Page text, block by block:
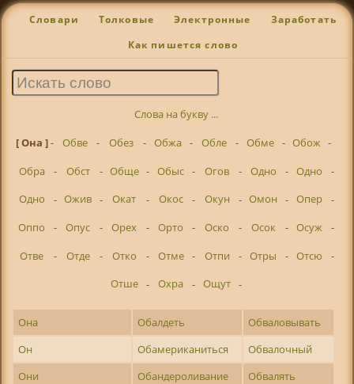
Словари Толковые Электронные Заработать
Как пишется слово
Слова на букву ...
[ Она ]- Обве - Обез - Обжа - Обле - Обме - Обож -
Обра
- Обст - Обще - Обыс - Огов - Одно - Одно
-
Одно
- Ожив - Окат - Окос - Окун - Омон - Опер
-
Оппо
- Опус - Орех - Орто - Оско - Осок - Осуж
-
Отве
- Отде - Отко - Отме - Отпи - Отры - Отсю
-
Отше - Охра - Ощут -
Она Обалдеть
Обваловывать
Он
Обамериканиться
Обвалочный
Они
Обандероливание
Обвалять